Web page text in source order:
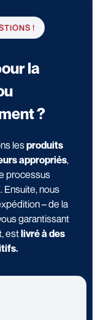
!
la
?
lesproduits
appropriés,
processus
Ensuite, nous
– de la
garantissant
estlivré à des